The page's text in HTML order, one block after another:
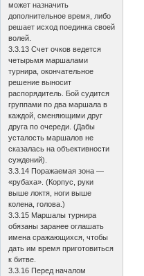
может назначить
дополнительное время, либо
решает исход поединка своей
волей.
3.3.13 Счет очков ведется
четырьмя маршалами
турнира, окончательное
решение выносит
распорядитель. Бой судится
группами по два маршала в
каждой, сменяющими друг
друга по очереди. (Дабы
усталость маршалов не
сказалась на объективности
суждений).
3.3.14 Поражаемая зона —
«рубаха». (Корпус, руки
выше локтя, ноги выше
колена, голова.)
3.3.15 Маршалы турнира
обязаны заранее оглашать
имена сражающихся, чтобы
дать им время приготовиться
к битве.
3.3.16 Перед началом